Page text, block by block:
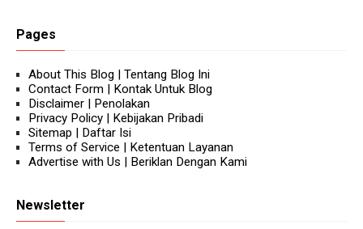
Pages
About This Blog | Tentang Blog Ini
Contact Form | Kontak Untuk Blog
Disclaimer | Penolakan
Privacy Policy | Kebijakan Pribadi
Sitemap | Daftar Isi
Terms of Service | Ketentuan Layanan
Advertise with Us | Beriklan Dengan Kami
Newsletter